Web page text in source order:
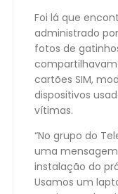
Foi lá que
administrado
fotos de
cartões SIM,
dispositivos
vítimas.
“No grupo do
uma
instalação do
Usamos um